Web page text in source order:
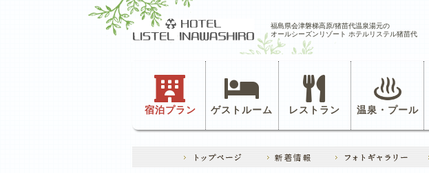
福島県会津磐梯高原/猪苗代温泉湯元の
オールシーズンリゾート ホテルリステル猪苗代
宿泊プラン ゲストルーム レストラン 温泉・プール